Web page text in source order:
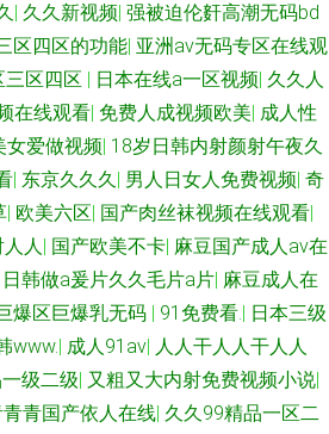
| 久久新视频| 强被迫伦姧高潮无码bd
区四区的功能| 亚洲aⅴ无码专区在线观
三区四区 | 日本在线a一区视频| 久久人
在线观看| 免费人成视频欧美| 成人性
女爱做视频| 18岁日韩内射颜射午夜久
| 东京久久久| 男人日女人免费视频| 奇
| 欧美六区| 国产肉丝袜视频在线观看|
人| 国产欧美不卡| 麻豆国产成人av在
日韩做a爰片久久毛片a片| 麻豆成人在
爆区巨爆乳无码 | 91免费看.| 日本三级
www.| 成人91av| 人人干人人干人人
级二级| 又粗又大内射免费视频小说|
青国产依人在线| 久久99精品一区二